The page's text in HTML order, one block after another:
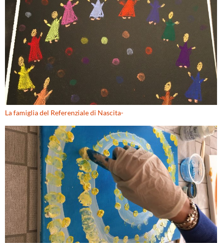
La famiglia del Referenziale di Nascita-